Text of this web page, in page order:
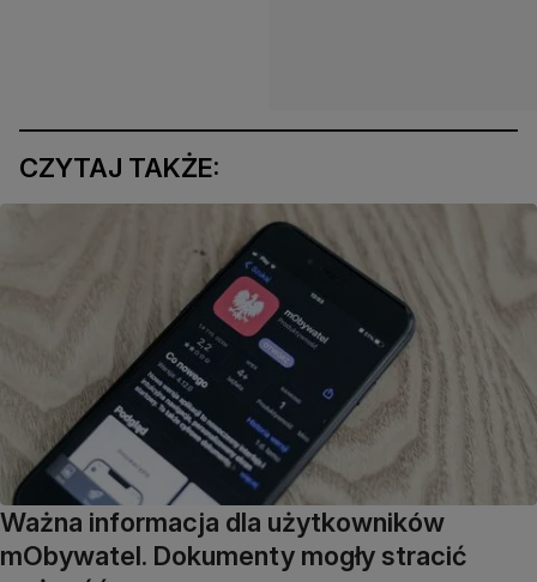
CZYTAJ TAKŻE:
Ważna informacja dla użytkowników
mObywatel. Dokumenty mogły stracić